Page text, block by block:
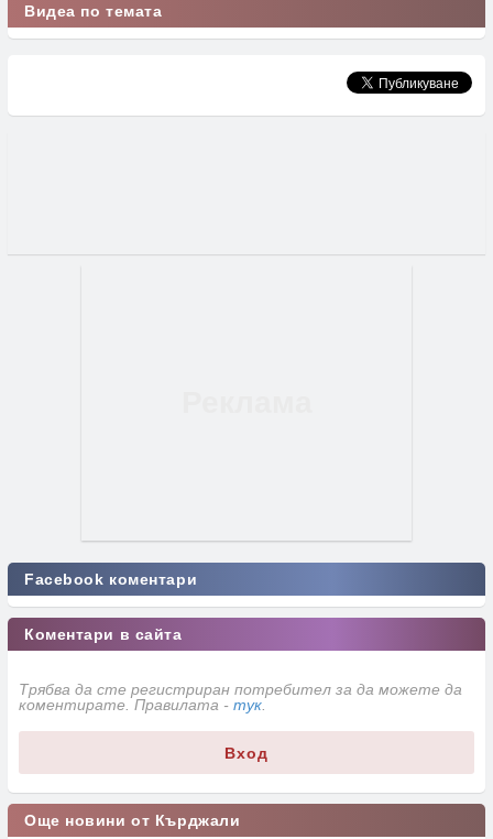
Видеа по темата
Facebook коментари
Коментари в сайта
Трябва да сте регистриран потребител за да можете да
коментирате. Правилата - тук
Вход
Още новини от Кърджали